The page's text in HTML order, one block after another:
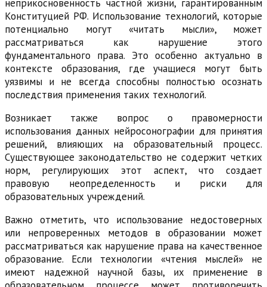
неприкосновенность частной жизни, гарантированным
Конституцией РФ. Использование технологий, которые
потенциально могут «читать мысли», может
рассматриваться как нарушение этого
фундаментального права. Это особенно актуально в
контексте образования, где учащиеся могут быть
уязвимы и не всегда способны полностью осознать
последствия применения таких технологий.
Возникает также вопрос о правомерности
использования данных нейросонографии для принятия
решений, влияющих на образовательный процесс.
Существующее законодательство не содержит четких
норм, регулирующих этот аспект, что создает
правовую неопределенность и риски для
образовательных учреждений.
Важно отметить, что использование недостоверных
или непроверенных методов в образовании может
рассматриваться как нарушение права на качественное
образование. Если технологии «чтения мыслей» не
имеют надежной научной базы, их применение в